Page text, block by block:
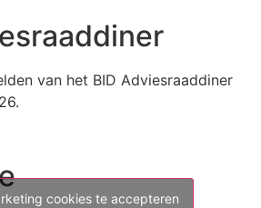
van het BID Adviesraaddiner
cookies te accepteren